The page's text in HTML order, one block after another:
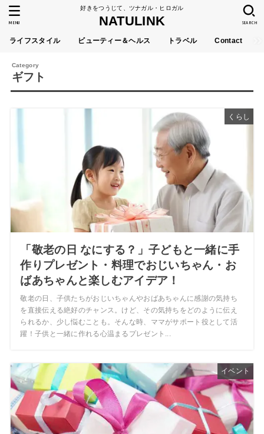
好きをつうじて、ツナガル・ヒロガル
NATULINK
ライフスタイル ビューティー＆ヘルス トラベル Contact
SEARCH
MENU
ギフト
くらし
「敬老の日 なにする？」子どもと一緒に手
作りプレゼント・料理でおじいちゃん・お
ばあちゃんと楽しむアイデア！
敬老の日、子供たちがおじいちゃんやおばあちゃんに感謝の気持ち
を直接伝える絶好のチャンス。けど、その気持ちをどのように伝え
られるか、少し悩むことも。そんな時、ママがサポート役として活
躍！子供と一緒に作れる心温まるプレゼント...
イベント